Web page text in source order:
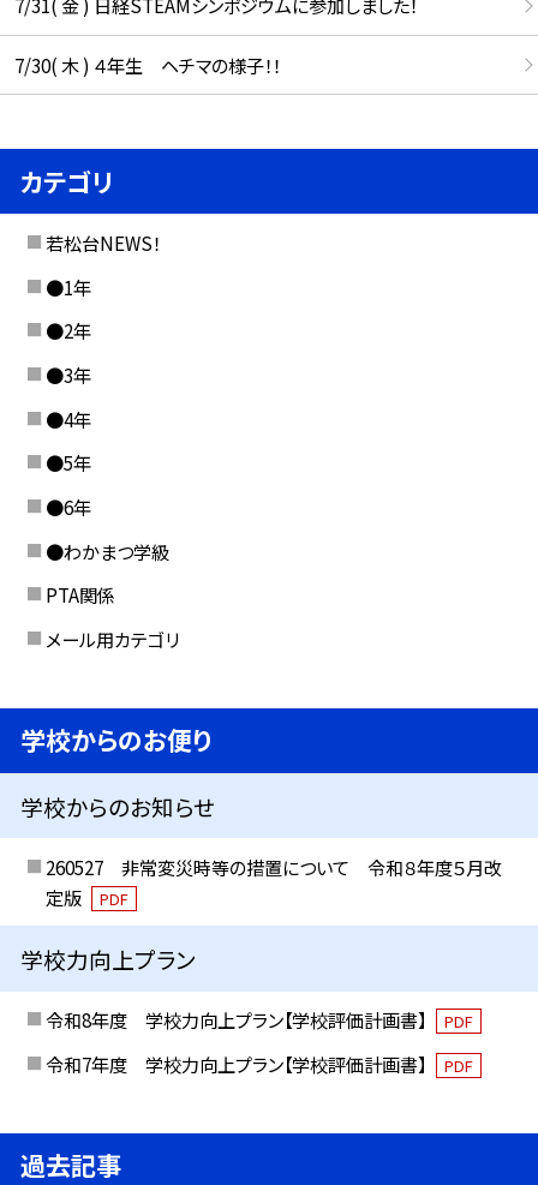
7/30( 木 ) ４年生 ヘチマの様子！！
カテゴリ
若松台NEWS！
●1年
●2年
●3年
●4年
●5年
●6年
●わかまつ学級
PTA関係
メール用カテゴリ
学校からのお便り
学校からのお知らせ
260527 非常変災時等の措置について 令和８年度５月改
定版
PDF
学校力向上プラン
令和8年度 学校力向上プラン【学校評価計画書】 PDF
令和7年度 学校力向上プラン【学校評価計画書】 PDF
過去記事